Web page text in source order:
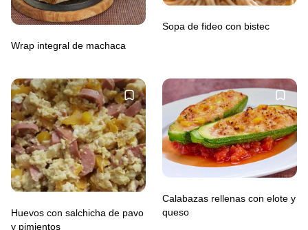
Wrap integral de machaca
Sopa de fideo con bistec
Huevos con salchicha de pavo
y pimientos
Calabazas rellenas con elote y
queso